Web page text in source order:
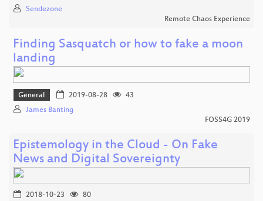
Sendezone
Remote Chaos Experience
Finding Sasquatch or how to fake a moon
landing
General 2019-08-28
43
James Banting
FOSS4G 2019
Epistemology in the Cloud - On Fake
News and Digital Sovereignty
2018-10-23
80